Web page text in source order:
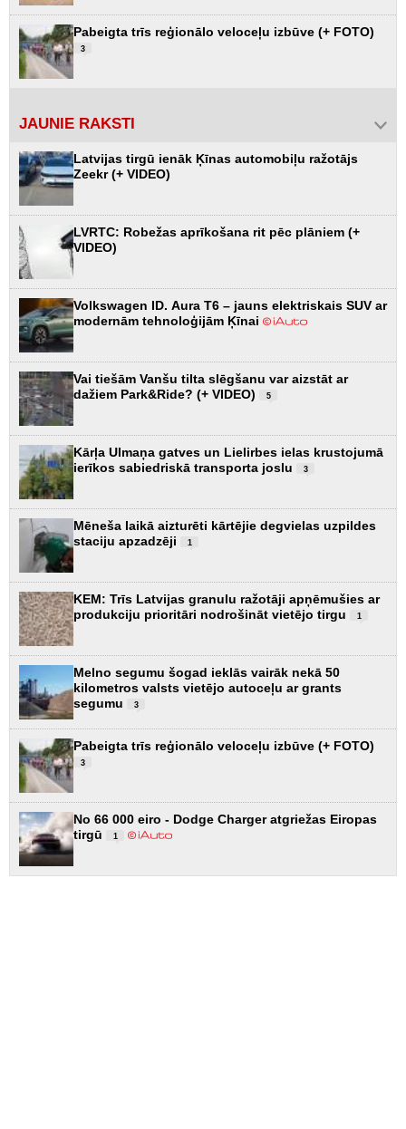
Pabeigta trīs reģionālo veloceļu izbūve (+ FOTO)
3
JAUNIE RAKSTI
Latvijas tirgū ienāk Ķīnas automobiļu ražotājs
Zeekr (+ VIDEO)
LVRTC: Robežas aprīkošana rit pēc plāniem (+
VIDEO)
Volkswagen ID. Aura T6 – jauns elektriskais SUV ar
modernām tehnoloģijām Ķīnai
Vai tiešām Vanšu tilta slēgšanu var aizstāt ar
dažiem Park&Ride? (+ VIDEO)
5
Kārļa Ulmaņa gatves un Lielirbes ielas krustojumā
ierīkos sabiedriskā transporta joslu
3
Mēneša laikā aizturēti kārtējie degvielas uzpildes
staciju apzadzēji
1
KEM: Trīs Latvijas granulu ražotāji apņēmušies ar
produkciju prioritāri nodrošināt vietējo tirgu
1
Melno segumu šogad ieklās vairāk nekā 50
kilometros valsts vietējo autoceļu ar grants
segumu
3
Pabeigta trīs reģionālo veloceļu izbūve (+ FOTO)
3
No 66 000 eiro - Dodge Charger atgriežas Eiropas
tirgū
1